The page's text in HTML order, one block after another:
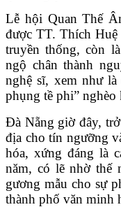
Lễ hội Quan Thế
được TT. Thích
truyền thống, còn
ngộ chân thành
nghệ sĩ, xem như
phụng tề phi” nghèo
Đà Nẵng giờ đây,
địa cho tín ngưỡng
hóa, xứng đáng là
năm, có lẽ nhờ thế
gương mẫu cho sự
thành phố văn minh